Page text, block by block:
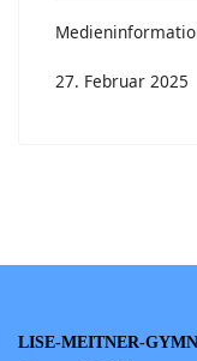
27. Februar 2025
LISE-MEITNER-